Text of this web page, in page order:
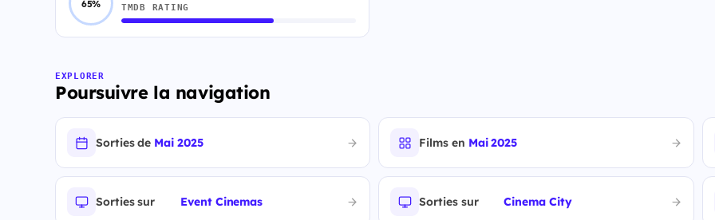
65% TMDB RATING
EXPLORER
Poursuivre la navigation
Sorties de Mai 2025 Films en Mai 2025
Sorties sur Event Cinemas Sorties sur Cinema City